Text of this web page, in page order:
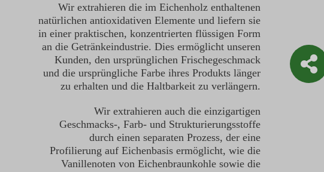
Wir extrahieren die im Eichenholz enthaltenen
natürlichen antioxidativen Elemente und liefern sie
in einer praktischen, konzentrierten flüssigen Form
an die Getränkeindustrie. Dies ermöglicht unseren
Kunden, den ursprünglichen Frischegeschmack
und die ursprüngliche Farbe ihres Produkts länger
zu erhalten und die Haltbarkeit zu verlängern.
Wir extrahieren auch die einzigartigen
Geschmacks-, Farb- und Strukturierungsstoffe
durch einen separaten Prozess, der eine
Profilierung auf Eichenbasis ermöglicht, wie die
Vanillenoten von Eichenbraunkohle sowie die